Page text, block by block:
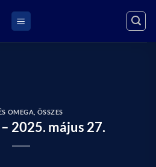
OMEGA ÖSSZES
2025. május 27.